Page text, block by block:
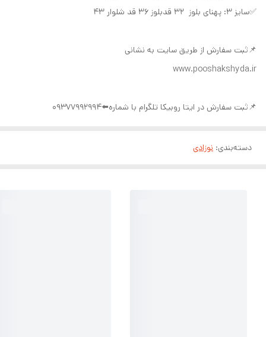
✅سایز ۳: پهنای بلوز ۳۲ قدبلوز ۳۶ قد شلوار ۴۳
📌ثبت سفارش از طریق سایت به نشانی
www.pooshakshyda.ir
📌ثبت سفارش در ایتا روبیکا تلگرام با شماره⬅️09377992994
دسته‌بندی: نوزادی